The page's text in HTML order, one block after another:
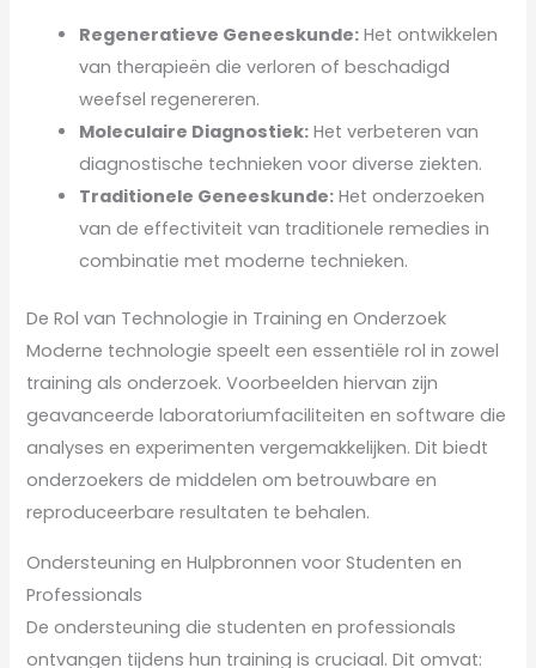
Regeneratieve Geneeskunde: Het ontwikkelen
van therapieën die verloren of beschadigd
weefsel regenereren.
Moleculaire Diagnostiek: Het verbeteren van
diagnostische technieken voor diverse ziekten.
Traditionele Geneeskunde: Het onderzoeken
van de effectiviteit van traditionele remedies in
combinatie met moderne technieken.
De Rol van Technologie in Training en Onderzoek
Moderne technologie speelt een essentiële rol in zowel
training als onderzoek. Voorbeelden hiervan zijn
geavanceerde laboratoriumfaciliteiten en software die
analyses en experimenten vergemakkelijken. Dit biedt
onderzoekers de middelen om betrouwbare en
reproduceerbare resultaten te behalen.
Ondersteuning en Hulpbronnen voor Studenten en
Professionals
De ondersteuning die studenten en professionals
ontvangen tijdens hun training is cruciaal. Dit omvat: